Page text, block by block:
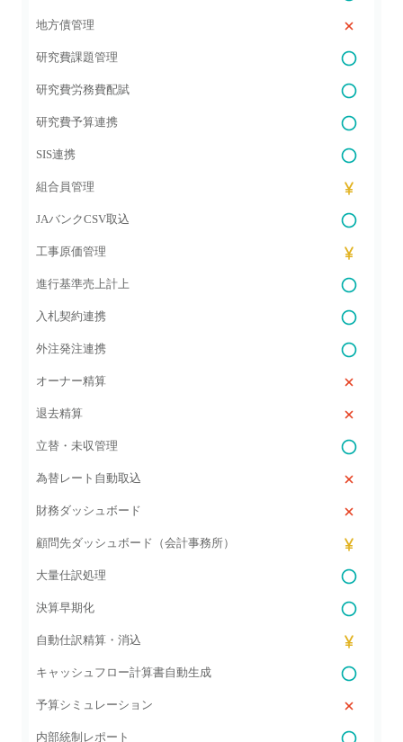
地方債管理
研究費課題管理
研究費労務費配賦
研究費予算連携
SIS連携
組合員管理
JAバンクCSV取込
工事原価管理
進行基準売上計上
入札契約連携
外注発注連携
オーナー精算
退去精算
立替・未収管理
為替レート自動取込
財務ダッシュボード
顧問先ダッシュボード（会計事務所）
大量仕訳処理
決算早期化
自動仕訳精算・消込
キャッシュフロー計算書自動生成
予算シミュレーション
内部統制レポート